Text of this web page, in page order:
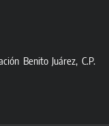
Benito Juárez, C.P.